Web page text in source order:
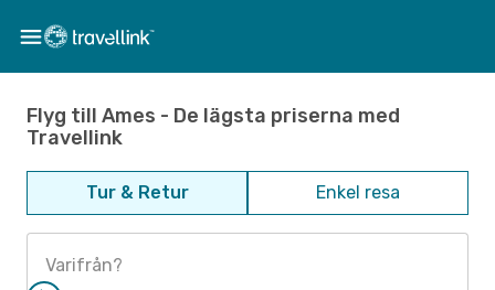
Flyg till Ames - De lägsta priserna med
Travellink
Tur & Retur Enkel resa
Varifrån?